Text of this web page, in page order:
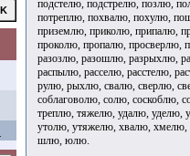
подстелю, подстрелю, позлю,
потреплю, похвалю, похулю,
приземлю, приколю, припалю,
проколю, пропалю, просверлю,
разозлю, разошлю, разрыхлю,
распылю, расселю, расстелю,
рулю, рыхлю, свалю, сверлю,
соблаговолю, солю, соскоблю,
треплю, тяжелю, удалю,
утолю, утяжелю, хвалю,
шлю, юлю.